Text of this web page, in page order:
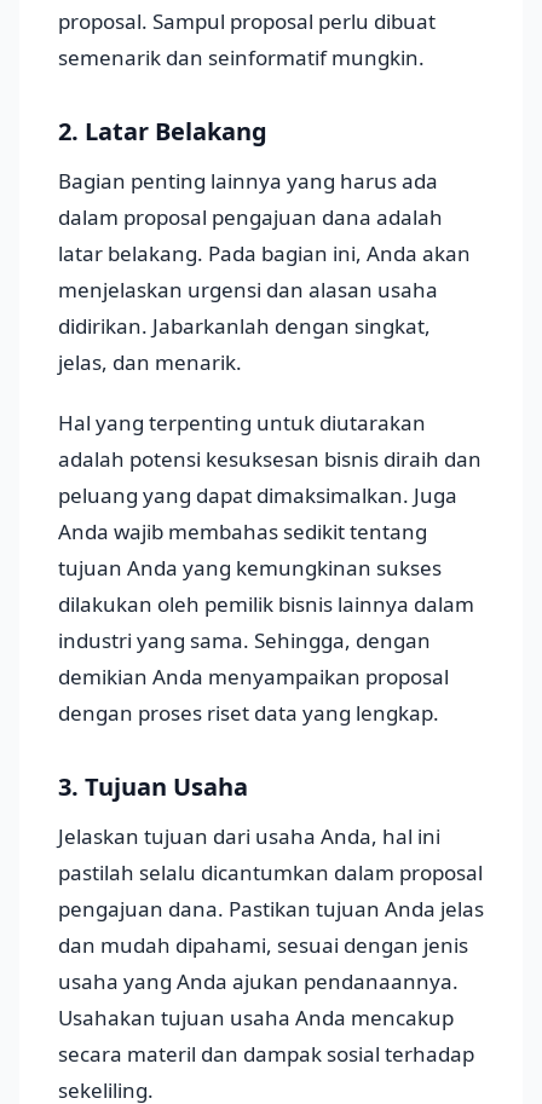
proposal. Sampul proposal perlu dibuat
semenarik dan seinformatif mungkin.
2. Latar Belakang
Bagian penting lainnya yang harus ada
dalam proposal pengajuan dana adalah
latar belakang. Pada bagian ini, Anda akan
menjelaskan urgensi dan alasan usaha
didirikan. Jabarkanlah dengan singkat,
jelas, dan menarik.
Hal yang terpenting untuk diutarakan
adalah potensi kesuksesan bisnis diraih dan
peluang yang dapat dimaksimalkan. Juga
Anda wajib membahas sedikit tentang
tujuan Anda yang kemungkinan sukses
dilakukan oleh pemilik bisnis lainnya dalam
industri yang sama. Sehingga, dengan
demikian Anda menyampaikan proposal
dengan proses riset data yang lengkap.
3. Tujuan Usaha
Jelaskan tujuan dari usaha Anda, hal ini
pastilah selalu dicantumkan dalam proposal
pengajuan dana. Pastikan tujuan Anda jelas
dan mudah dipahami, sesuai dengan jenis
usaha yang Anda ajukan pendanaannya.
Usahakan tujuan usaha Anda mencakup
secara materil dan dampak sosial terhadap
sekeliling.